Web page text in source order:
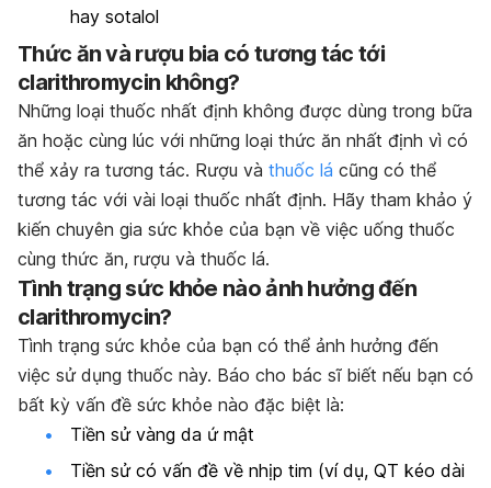
hay sotalol
Thức ăn và rượu bia có tương tác tới
clarithromycin không?
Những loại thuốc nhất định không được dùng trong bữa
ăn hoặc cùng lúc với những loại thức ăn nhất định vì có
thể xảy ra tương tác. Rượu và thuốc lá cũng có thể
tương tác với vài loại thuốc nhất định. Hãy tham khảo ý
kiến chuyên gia sức khỏe của bạn về việc uống thuốc
cùng thức ăn, rượu và thuốc lá.
Tình trạng sức khỏe nào ảnh hưởng đến
clarithromycin?
Tình trạng sức khỏe của bạn có thể ảnh hưởng đến
việc sử dụng thuốc này. Báo cho bác sĩ biết nếu bạn có
bất kỳ vấn đề sức khỏe nào đặc biệt là:
Tiền sử vàng da ứ mật
Tiền sử có vấn đề về nhịp tim (ví dụ, QT kéo dài